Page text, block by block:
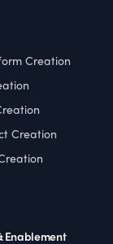
Creation
Creation
Enablement